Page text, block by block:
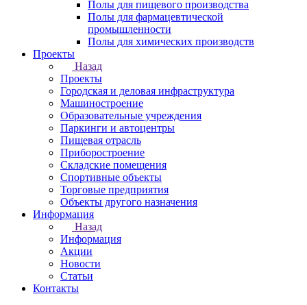
Полы для пищевого производства
Полы для фармацевтической
промышленности
Полы для химических производств
Проекты
Назад
Проекты
Городская и деловая инфраструктура
Машиностроение
Образовательные учреждения
Паркинги и автоцентры
Пищевая отрасль
Приборостроение
Складские помещения
Спортивные объекты
Торговые предприятия
Объекты другого назначения
Информация
Назад
Информация
Акции
Новости
Статьи
Контакты